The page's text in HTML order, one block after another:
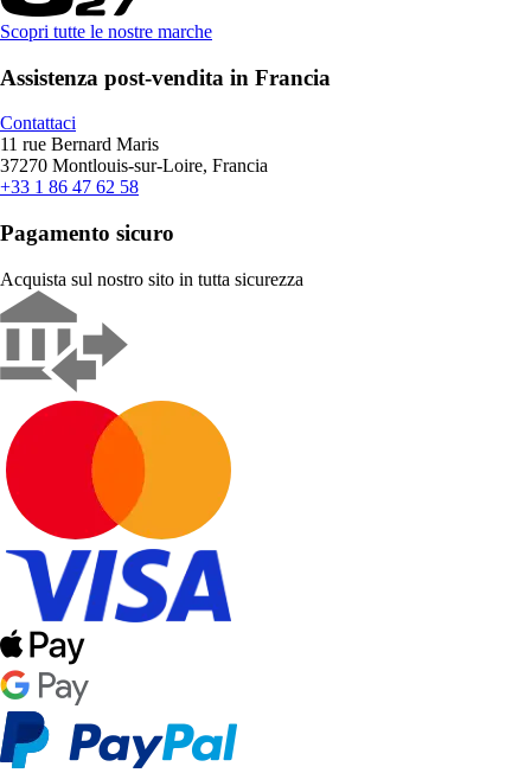
Scopri tutte le nostre marche
Assistenza post-vendita in Francia
Contattaci
11 rue Bernard Maris
37270 Montlouis-sur-Loire, Francia
+33 1 86 47 62 58
Pagamento sicuro
Acquista sul nostro sito in tutta sicurezza